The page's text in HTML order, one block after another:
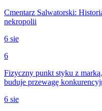
Cmentarz Salwatorski:
nekropolii
6 sie
6
Fizyczny punkt styku z
buduje przewagę
6 sie